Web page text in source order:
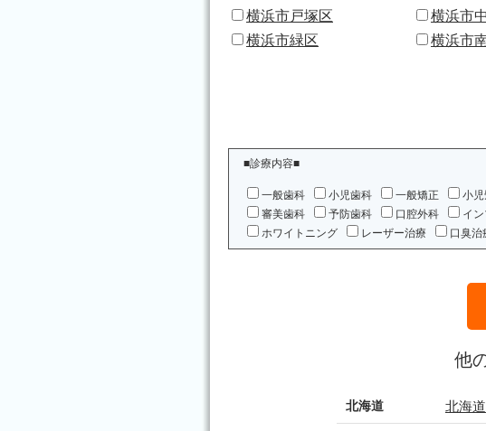
横浜市戸塚区
横浜市
横浜市緑区
横浜市
■診療内容■
一般歯科 小児歯科 一般矯正
小児
審美歯科
予防歯科 口腔外科
イ
ホワイトニング
レーザー治療 口臭治
他
北海道 北海道